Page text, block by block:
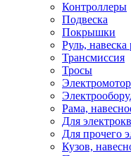
Контроллеры
Подвеска
Покрышки
Руль, навеска
Трансмиссия
Тросы
Рама,
Для
Для прочего
Кузов,